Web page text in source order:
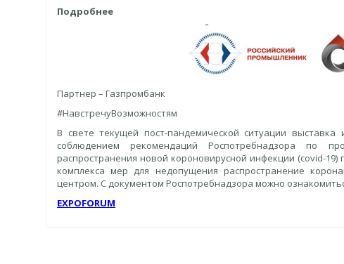
Подробнее
Партнер – Газпромбанк
#НавстречуВозможностям
В свете текущей пост-пандемической ситуации
соблюдением рекомендаций Роспотребнадзора по
распространения новой короновирусной инфекции (covid-
комплекса мер для недопущения распространение
центром. С документом Роспотребнадзора можно
EXPOFORUM